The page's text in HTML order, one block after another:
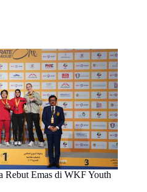
Rebut Emas di WKF Youth